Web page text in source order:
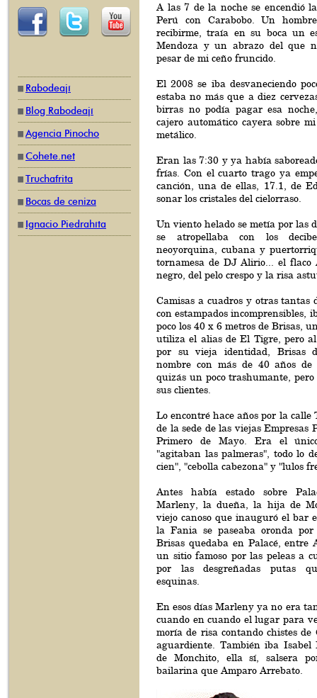
Rabodeají
Blog Rabodeají
Agencia Pinocho
Cohete.net
Truchafrita
Bocas de ceniza
Ignacio Piedrahíta
A las 7 de la noche se encendió
Perú con Carabobo. Un
recibirme, traía en su boca un
Mendoza y un abrazo del que
pesar de mi ceño fruncido.
El 2008 se iba desvaneciendo
estaba no más que a diez
birras no podía pagar esa
cajero automático cayera sobre
metálico.
Eran las 7:30 y ya había
frías. Con el cuarto trago ya
canción, una de ellas, 17.1, de
sonar los cristales del cielorraso.
Un viento helado se metía por las
se atropellaba con los
neoyorquina, cubana y
tornamesa de DJ Alirio... el flaco
negro, del pelo crespo y la risa
Camisas a cuadros y otras tantas
con estampados incomprensibles,
poco los 40 x 6 metros de Brisas,
utiliza el alias de El Tigre, pero al
por su vieja identidad, Brisas
nombre con más de 40 años
quizás un poco trashumante,
sus clientes.
Lo encontré hace años por la
de la sede de las viejas Empresas
Primero de Mayo. Era el
"agitaban las palmeras", todo lo
cien", "cebolla cabezona" y "lulos
Antes había estado sobre
Marleny, la dueña, la hija de
viejo canoso que inauguró el bar
la Fania se paseaba oronda
Brisas quedaba en Palacé,
un sitio famoso por las peleas a
por las desgreñadas putas
esquinas.
En esos días Marleny ya no era
cuando en cuando el lugar para
moría de risa contando chistes de
aguardiente. También iba Isabel
de Monchito, ella sí, salsera
bailarina que Amparo Arrebato.